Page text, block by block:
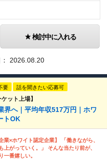
検討中に入れる
2026.08.20
要 話を聞きたい応募可
ット上場】
界へ｜平均年収517万円｜ホワ
トOK
業×ホワイト認定企業】 「働きながら、
上がっていく。」 そんな当たり前が、
一番嬉しい。